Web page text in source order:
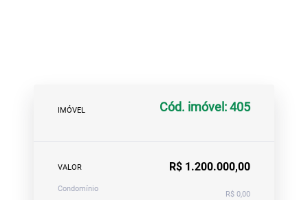
IMÓVEL Cód. imóvel: 405
VALOR R$ 1.200.000,00
Condomínio
R$ 0,00